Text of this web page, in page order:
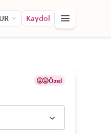
Kaydol
Özel